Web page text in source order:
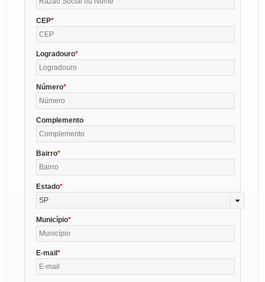
CEP
Logradouro
Número
Complemento
Bairro
Estado
SP
Município
E-mail